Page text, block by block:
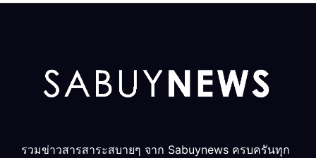
รวมข่าวสารสาระสบายๆ จาก Sabuynews ครบครันทุก